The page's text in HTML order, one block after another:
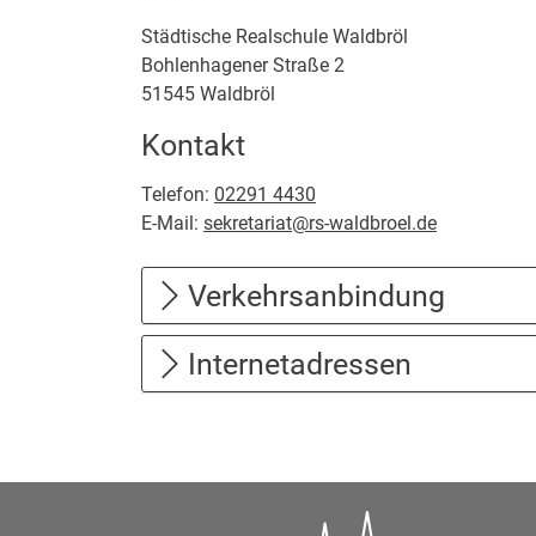
Städtische Realschule Waldbröl
Bohlenhagener Straße 2
51545 Waldbröl
Kontakt
Telefon: 02291 4430
E-Mail: sekretariat@rs-waldbroel.de
Verkehrsanbindung
Internetadressen